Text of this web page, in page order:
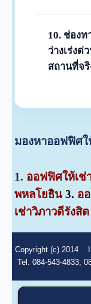
สามารถน
ตั้งบริษัท แ
(VAT) ได้
อาคารครับ
เรียบร้อย
10. ช่อง
ว่างเร่งด่
สถานที่จริ
นัดหมายวั
แอดไลน์ไ
ประสานง
มองหาออฟฟิศใ
1. ออฟฟิศให้เช่
พหลโยธิน 3. อ
เช่าวิภาวดีรังสิ
Copyright (c) 2014
Tel. 084-543-4833,